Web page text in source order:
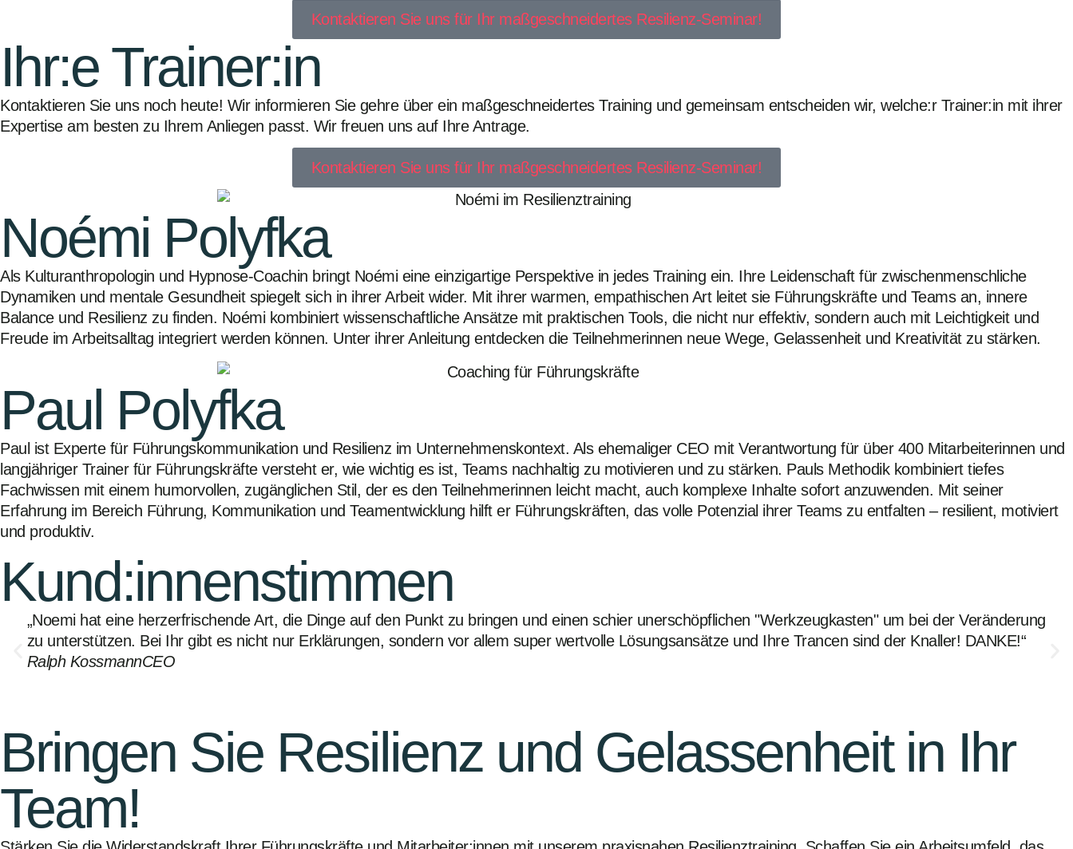
Kontaktieren Sie uns für Ihr maßgeschneidertes Resilienz-Seminar!
Ihr:e Trainer:in
Kontaktieren Sie uns noch heute! Wir informieren Sie gehre über ein maßgeschneidertes Training und gemeinsam entscheiden wir, welche:r Trainer:in mit ihrer
Expertise am besten zu Ihrem Anliegen passt. Wir freuen uns auf Ihre Antrage.
Kontaktieren Sie uns für Ihr maßgeschneidertes Resilienz-Seminar!
Noémi Polyfka
Als Kulturanthropologin und Hypnose-Coachin bringt Noémi eine einzigartige Perspektive in jedes Training ein. Ihre Leidenschaft für zwischenmenschliche
Dynamiken und mentale Gesundheit spiegelt sich in ihrer Arbeit wider. Mit ihrer warmen, empathischen Art leitet sie Führungskräfte und Teams an, innere
Balance und Resilienz zu finden. Noémi kombiniert wissenschaftliche Ansätze mit praktischen Tools, die nicht nur effektiv, sondern auch mit Leichtigkeit und
Freude im Arbeitsalltag integriert werden können. Unter ihrer Anleitung entdecken die Teilnehmerinnen neue Wege, Gelassenheit und Kreativität zu stärken.
Paul Polyfka
Paul ist Experte für Führungskommunikation und Resilienz im Unternehmenskontext. Als ehemaliger CEO mit Verantwortung für über 400 Mitarbeiterinnen und
langjähriger Trainer für Führungskräfte versteht er, wie wichtig es ist, Teams nachhaltig zu motivieren und zu stärken. Pauls Methodik kombiniert tiefes
Fachwissen mit einem humorvollen, zugänglichen Stil, der es den Teilnehmerinnen leicht macht, auch komplexe Inhalte sofort anzuwenden. Mit seiner
Erfahrung im Bereich Führung, Kommunikation und Teamentwicklung hilft er Führungskräften, das volle Potenzial ihrer Teams zu entfalten – resilient, motiviert
und produktiv.
Kund:innenstimmen
„Noemi hat eine herzerfrischende Art, die Dinge auf den Punkt zu bringen und einen schier unerschöpflichen "Werkzeugkasten" um bei der Veränderung
zu unterstützen. Bei Ihr gibt es nicht nur Erklärungen, sondern vor allem super wertvolle Lösungsansätze und Ihre Trancen sind der Knaller! DANKE!“
Ralph KossmannCEO
Bringen Sie Resilienz und Gelassenheit in Ihr
Team!